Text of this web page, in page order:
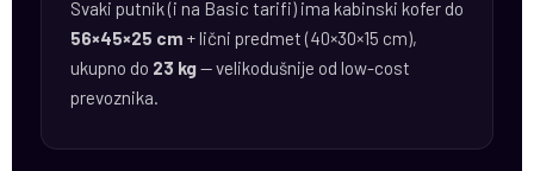
Svaki putnik (i na Basic tarifi) ima kabinski kofer do
56×45×25 cm + lični predmet (40×30×15 cm),
ukupno do 23 kg— velikodušnije od low-cost
prevoznika.